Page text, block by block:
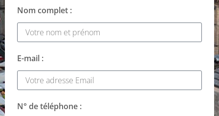
Nom complet :
E-mail :
N° de téléphone :